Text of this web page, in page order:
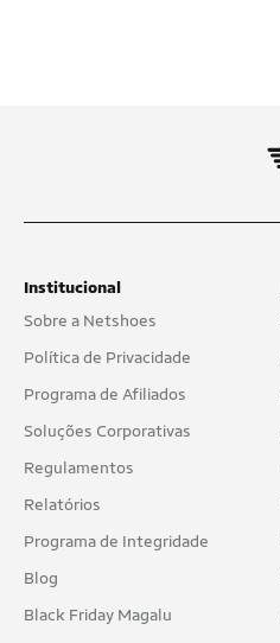
Institucional
Sobre a Netshoes
Política de Privacidade
Programa de Afiliados
Soluções Corporativas
Regulamentos
Relatórios
Programa de Integridade
Blog
Black Friday Magalu